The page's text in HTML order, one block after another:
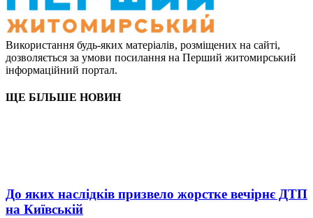
Використання будь-яких матеріалів, розміщених на сайті,
дозволяється за умови посилання на Перший житомирський
інформаційний портал.
ЩЕ БІЛЬШЕ НОВИН
До яких наслідків призвело жорстке вечірнє ДТП
на Київській